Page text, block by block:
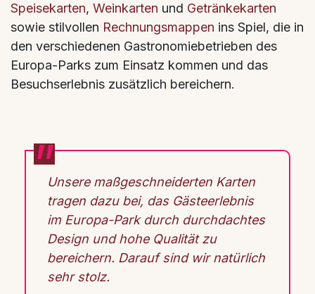
Speisekarten, Weinkarten und Getränkekarten
sowie stilvollen Rechnungsmappen ins Spiel, die in
den verschiedenen Gastronomiebetrieben des
Europa-Parks zum Einsatz kommen und das
Besuchserlebnis zusätzlich bereichern.
Unsere maßgeschneiderten Karten
tragen dazu bei, das Gästeerlebnis
im Europa-Park durch durchdachtes
Design und hohe Qualität zu
bereichern. Darauf sind wir natürlich
sehr stolz.